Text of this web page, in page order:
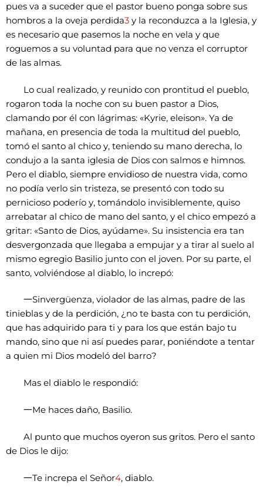
pues va a suceder que el pastor bueno ponga sobre sus
hombros a la oveja perdida3 y la reconduzca a la Iglesia, y
es necesario que pasemos la noche en vela y que
roguemos a su voluntad para que no venza el corruptor
de las almas.
Lo cual realizado, y reunido con prontitud el pueblo,
rogaron toda la noche con su buen pastor a Dios,
clamando por él con lágrimas: «Kyrie, eleison». Ya de
mañana, en presencia de toda la multitud del pueblo,
tomó el santo al chico y, teniendo su mano derecha, lo
condujo a la santa iglesia de Dios con salmos e himnos.
Pero el diablo, siempre envidioso de nuestra vida, como
no podía verlo sin tristeza, se presentó con todo su
pernicioso poderío y, tomándolo invisiblemente, quiso
arrebatar al chico de mano del santo, y el chico empezó a
gritar: «Santo de Dios, ayúdame». Su insistencia era tan
desvergonzada que llegaba a empujar y a tirar al suelo al
mismo egregio Basilio junto con el joven. Por su parte, el
santo, volviéndose al diablo, lo increpó:
一Sinvergüenza, violador de las almas, padre de las
tinieblas y de la perdición, ¿no te basta con tu perdición,
que has adquirido para ti y para los que están bajo tu
mando, sino que ni así puedes parar, poniéndote a tentar
a quien mi Dios modeló del barro?
Mas el diablo le respondió:
一Me haces daño, Basilio.
Al punto que muchos oyeron sus gritos. Pero el santo
de Dios le dijo:
一Te increpa el Señor4, diablo.